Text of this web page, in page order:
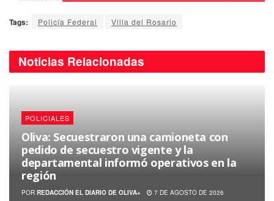
Tags: Policía Federal Villa del Rosario
Noticias Relacionadas
POLICIALES
Oliva: Secuestraron una camioneta con
pedido de secuestro vigente y la
departamental informó operativos en la
región
POR REDACCIÓN EL DIARIO DE OLIVA+ 7 DE AGOSTO DE 2026